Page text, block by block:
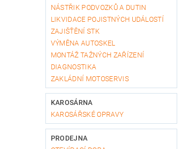
NÁSTŘIK PODVOZKŮ A DUTIN
LIKVIDACE POJISTNÝCH UDÁLOSTÍ
ZAJIŠŤĚNÍ STK
VÝMĚNA AUTOSKEL
MONTÁŽ TAŽNÝCH ZAŘÍZENÍ
DIAGNOSTIKA
ZAKLÁDNÍ MOTOSERVIS
KAROSÁRNA
KAROSÁŘSKÉ OPRAVY
PRODEJNA